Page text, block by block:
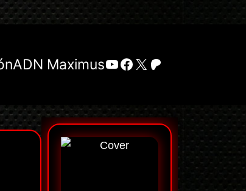
ADN MaximusYouTube
Facebook
X Patreon